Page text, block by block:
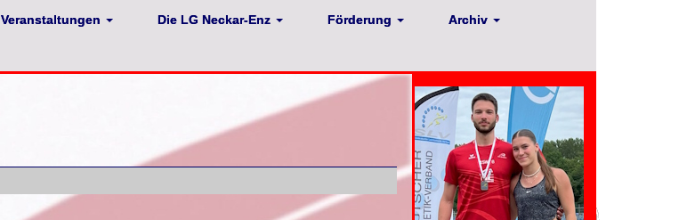
Veranstaltungen Die LG Neckar-Enz Förderung Archiv